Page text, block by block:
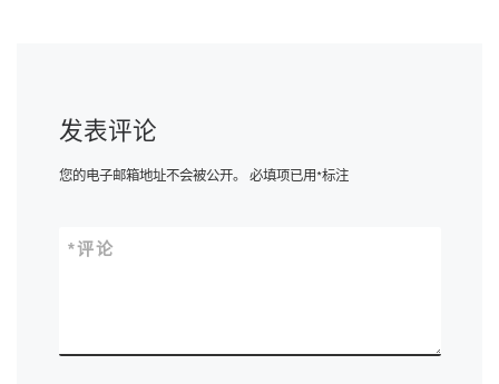
发表评论
您的电子邮箱地址不会被公开。 必填项已用*标注
评论
*